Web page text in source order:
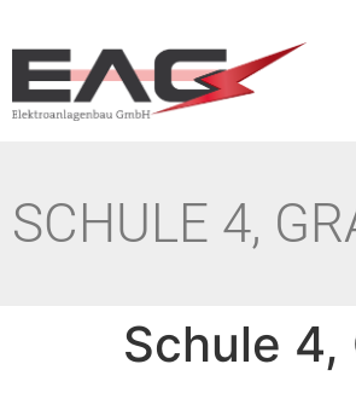
SCHULE 4,
Schule 4,